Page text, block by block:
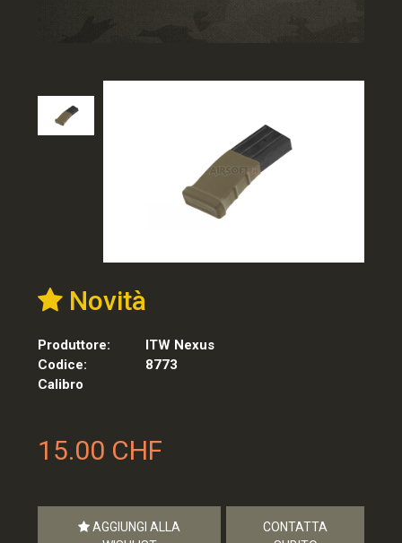
Novità
Produttore:
ITW Nexus
Codice:
8773
Calibro
15.00 CHF
AGGIUNGI ALLA
CONTATTA